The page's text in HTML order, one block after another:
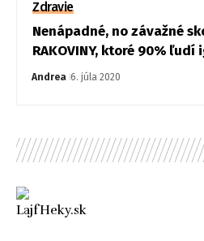
Zdravie
Nenápadné, no závažné
RAKOVINY, ktoré 90%
Andrea 6. júla 2020